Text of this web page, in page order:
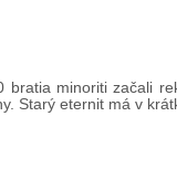
bratia minoriti začali
Starý eternit má v